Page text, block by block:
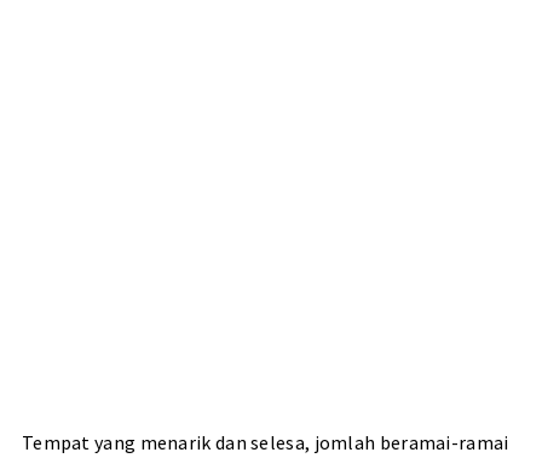
Tempat yang menarik dan selesa, jomlah beramai-ramai